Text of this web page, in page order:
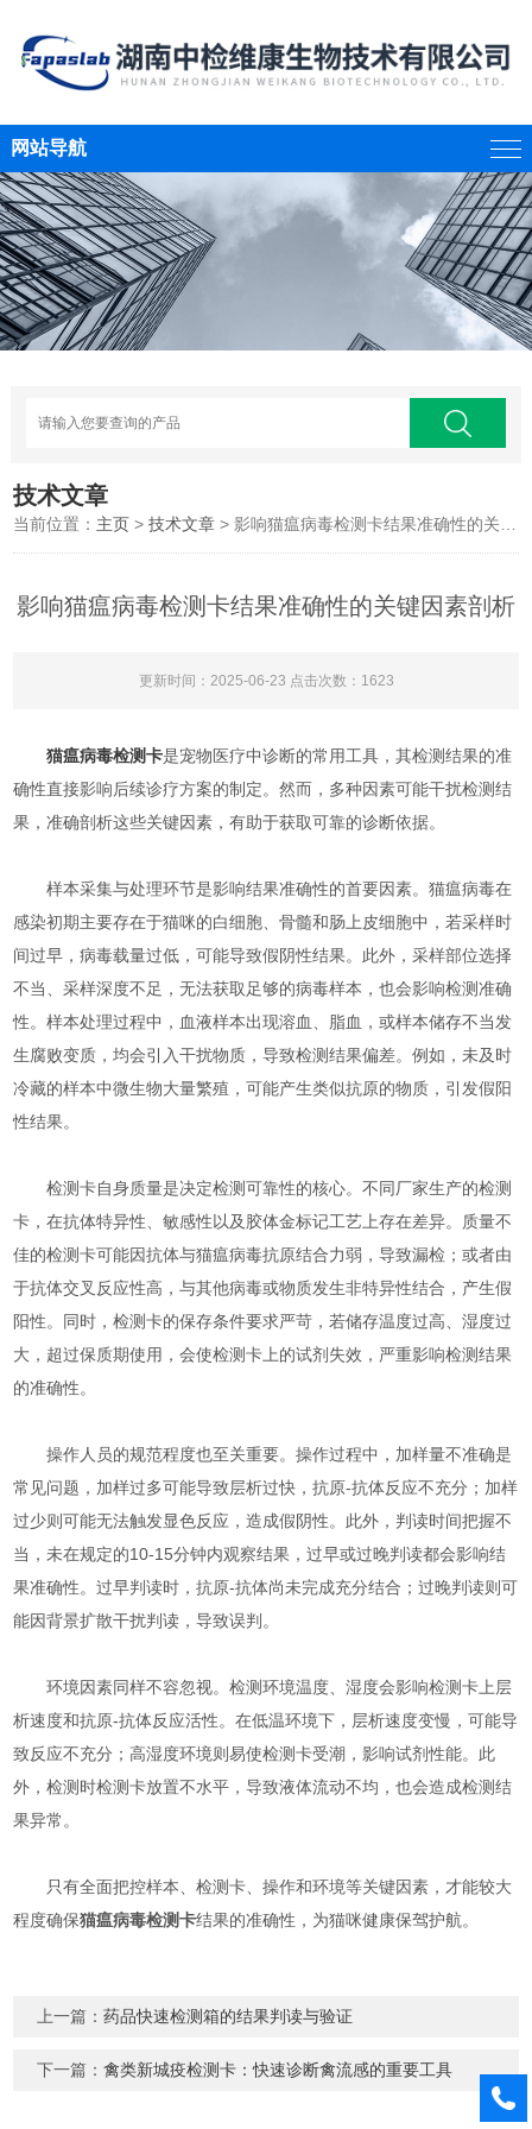
网站导航
技术文章
当前位置： 主页 >技术文章 > 影响猫瘟病毒检测卡结果准确性的关键因素剖析
影响猫瘟病毒检测卡结果准确性的关键因素剖析
更新时间：2025-06-23 点击次数：1623
猫瘟病毒检测卡是宠物医疗中诊断的常用工具，其检测结果的准
确性直接影响后续诊疗方案的制定。然而，多种因素可能干扰检测结
果，准确剖析这些关键因素，有助于获取可靠的诊断依据。​
样本采集与处理环节是影响结果准确性的首要因素。猫瘟病毒在
感染初期主要存在于猫咪的白细胞、骨髓和肠上皮细胞中，若采样时
间过早，病毒载量过低，可能导致假阴性结果。此外，采样部位选择
不当、采样深度不足，无法获取足够的病毒样本，也会影响检测准确
性。样本处理过程中，血液样本出现溶血、脂血，或样本储存不当发
生腐败变质，均会引入干扰物质，导致检测结果偏差。例如，未及时
冷藏的样本中微生物大量繁殖，可能产生类似抗原的物质，引发假阳
性结果。​
检测卡自身质量是决定检测可靠性的核心。不同厂家生产的检测
卡，在抗体特异性、敏感性以及胶体金标记工艺上存在差异。质量不
佳的检测卡可能因抗体与猫瘟病毒抗原结合力弱，导致漏检；或者由
于抗体交叉反应性高，与其他病毒或物质发生非特异性结合，产生假
阳性。同时，检测卡的保存条件要求严苛，若储存温度过高、湿度过
大，超过保质期使用，会使检测卡上的试剂失效，严重影响检测结果
的准确性。​
操作人员的规范程度也至关重要。操作过程中，加样量不准确是
常见问题，加样过多可能导致层析过快，抗原-抗体反应不充分；加样
过少则可能无法触发显色反应，造成假阴性。此外，判读时间把握不
当，未在规定的10-15分钟内观察结果，过早或过晚判读都会影响结
果准确性。过早判读时，抗原-抗体尚未完成充分结合；过晚判读则可
能因背景扩散干扰判读，导致误判。​
环境因素同样不容忽视。检测环境温度、湿度会影响检测卡上层
析速度和抗原-抗体反应活性。在低温环境下，层析速度变慢，可能导
致反应不充分；高湿度环境则易使检测卡受潮，影响试剂性能。此
外，检测时检测卡放置不水平，导致液体流动不均，也会造成检测结
果异常。​
只有全面把控样本、检测卡、操作和环境等关键因素，才能较大
程度确保猫瘟病毒检测卡结果的准确性，为猫咪健康保驾护航。​
上一篇：药品快速检测箱的结果判读与验证
下一篇：禽类新城疫检测卡：快速诊断禽流感的重要工具